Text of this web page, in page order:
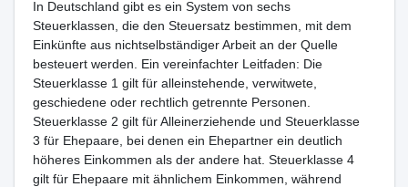
In Deutschland gibt es ein System von sechs
Steuerklassen, die den Steuersatz bestimmen, mit dem
Einkünfte aus nichtselbständiger Arbeit an der Quelle
besteuert werden. Ein vereinfachter Leitfaden: Die
Steuerklasse 1 gilt für alleinstehende, verwitwete,
geschiedene oder rechtlich getrennte Personen.
Steuerklasse 2 gilt für Alleinerziehende und Steuerklasse
3 für Ehepaare, bei denen ein Ehepartner ein deutlich
höheres Einkommen als der andere hat. Steuerklasse 4
gilt für Ehepaare mit ähnlichem Einkommen, während